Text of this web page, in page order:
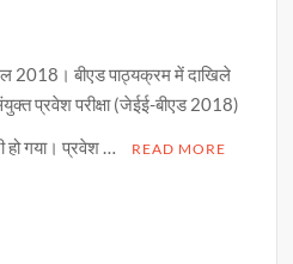
बीएड पाठ्यक्रम में दाखिले
प्रवेश परीक्षा (जेईई-बीएड 2018)
हो गया। प्रवेश …
READ MORE